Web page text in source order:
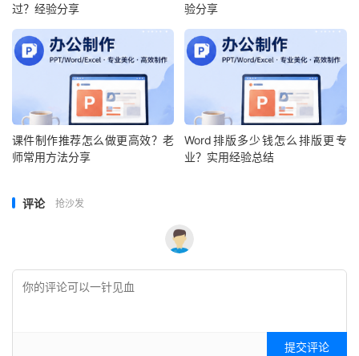
过？经验分享
验分享
课件制作推荐怎么做更高效？老
师常用方法分享
Word排版多少钱怎么排版更专
业？实用经验总结
评论 抢沙发
提交评论